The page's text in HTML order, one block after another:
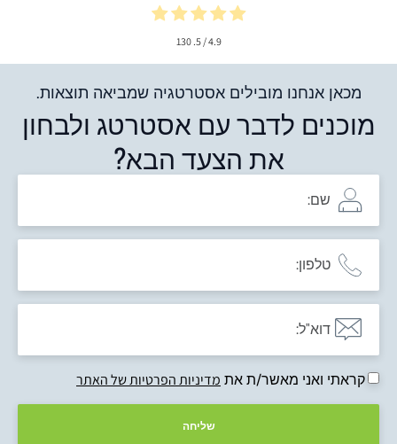
4.9
/ 5.
130
מכאן אנחנו מובילים אסטרטגיה שמביאה תוצאות.
מוכנים לדבר עם אסטרטג ולבחון
את הצעד הבא?
קראתי ואני מאשר/ת את מדיניות הפרטיות של האתר
שליחה